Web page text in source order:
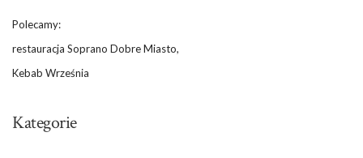
Polecamy:
restauracja Soprano Dobre Miasto,
Kebab Września
Kategorie